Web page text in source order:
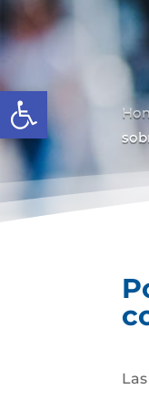
Abrir barra de